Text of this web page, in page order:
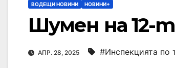
ВОДЕЩИ НОВИНИ НОВИНИ+
Шумен на 12-
АПР. 28, 2025 #Инспекцията по